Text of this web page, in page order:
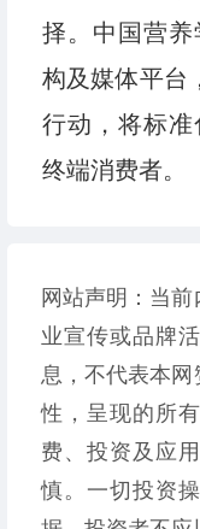
择。中国营
构及媒体平台
行动，将标
终端消费者。
网站声明：当
业宣传或品牌
息，不代表本
性，呈现的所
费、投资及应
慎。一切投资